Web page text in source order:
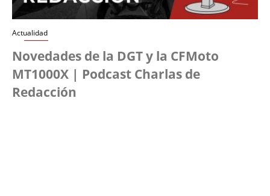
Actualidad
Novedades de la DGT y la CFMoto
MT1000X | Podcast Charlas de
Redacción